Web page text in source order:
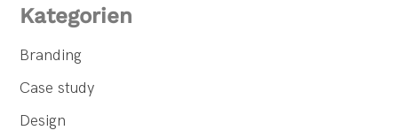
Kategorien
Branding
Case study
Design